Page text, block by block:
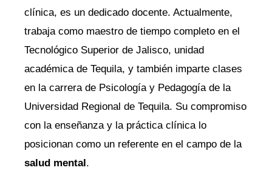
clínica, es un dedicado docente. Actualmente,
trabaja como maestro de tiempo completo en el
Tecnológico Superior de Jalisco, unidad
académica de Tequila, y también imparte clases
en la carrera de Psicología y Pedagogía de la
Universidad Regional de Tequila. Su compromiso
con la enseñanza y la práctica clínica lo
posicionan como un referente en el campo de la
salud mental.